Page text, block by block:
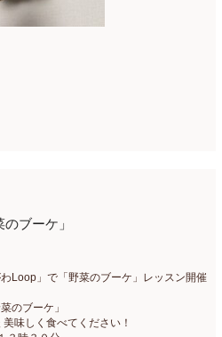
ブーケ」
Loop」で「野菜のブーケ」レッスン開催
のブーケ」
味しく食べてください！